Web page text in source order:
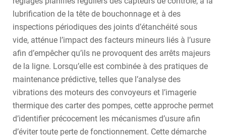
lubrification de la tête de bouchonnage et à des
inspections périodiques des joints d’étanchéité sous
vide, atténue l’impact des facteurs mineurs liés à l’usure
afin d’empêcher qu’ils ne provoquent des arrêts majeurs
de la ligne. Lorsqu’elle est combinée à des pratiques de
maintenance prédictive, telles que l’analyse des
vibrations des moteurs des convoyeurs et l’imagerie
thermique des carter des pompes, cette approche permet
d’identifier précocement les mécanismes d’usure afin
d’éviter toute perte de fonctionnement. Cette démarche